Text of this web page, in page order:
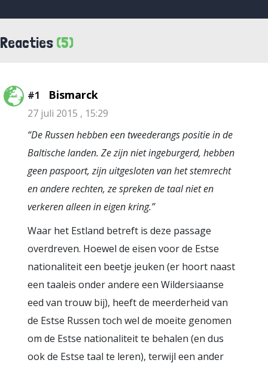
Reacties (5)
#1 Bismarck
27 juli 2015 , 15:29
“De Russen hebben een tweederangs positie in de
Baltische landen. Ze zijn niet ingeburgerd, hebben
geen paspoort, zijn uitgesloten van het stemrecht
en andere rechten, ze spreken de taal niet en
verkeren alleen in eigen kring.”
Waar het Estland betreft is deze passage
overdreven. Hoewel de eisen voor de Estse
nationaliteit een beetje jeuken (er hoort naast
een taaleis onder andere een Wildersiaanse
eed van trouw bij), heeft de meerderheid van
de Estse Russen toch wel de moeite genomen
om de Estse nationaliteit te behalen (en dus
ook de Estse taal te leren), terwijl een ander